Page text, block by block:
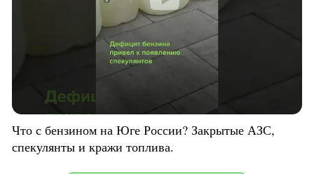
Что с бензином на Юге России? Закрытые АЗС,
спекулянты и кражи топлива.